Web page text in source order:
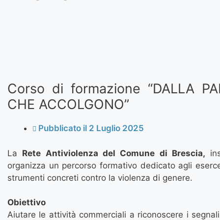
Corso di formazione “DALLA
CHE ACCOLGONO”
Pubblicato il 2 Luglio 2025
La Rete Antiviolenza del Comune di Brescia,
organizza un percorso formativo dedicato agli
strumenti concreti contro la violenza di genere.
Obiettivo
Aiutare le attività commerciali a riconoscere i